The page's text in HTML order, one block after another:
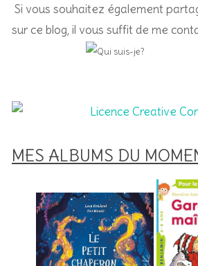
Si vous souhaitez également
sur ce blog, il vous suffit de me
MES ALBUMS DU